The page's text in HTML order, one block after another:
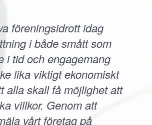
föreningsidrott idag
i både smått som
i tid och engagemang
lika viktigt ekonomiskt
alla skall få möjlighet att
villkor. Genom att
vårt företag på